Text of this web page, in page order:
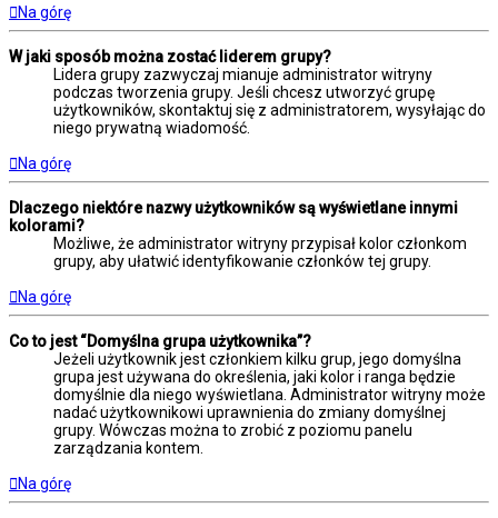
Na górę
W jaki sposób można zostać liderem grupy?
Lidera grupy zazwyczaj mianuje administrator witryny
podczas tworzenia grupy. Jeśli chcesz utworzyć grupę
użytkowników, skontaktuj się z administratorem, wysyłając do
niego prywatną wiadomość.
Na górę
Dlaczego niektóre nazwy użytkowników są wyświetlane innymi
kolorami?
Możliwe, że administrator witryny przypisał kolor członkom
grupy, aby ułatwić identyfikowanie członków tej grupy.
Na górę
Co to jest “Domyślna grupa użytkownika”?
Jeżeli użytkownik jest członkiem kilku grup, jego domyślna
grupa jest używana do określenia, jaki kolor i ranga będzie
domyślnie dla niego wyświetlana. Administrator witryny może
nadać użytkownikowi uprawnienia do zmiany domyślnej
grupy. Wówczas można to zrobić z poziomu panelu
zarządzania kontem.
Na górę